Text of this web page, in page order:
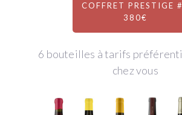
COFFRET PRESTIGE
380€
6 bouteilles à tarifs
chez vous